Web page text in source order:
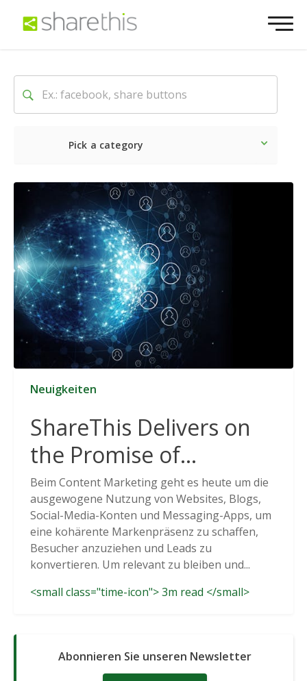
Pick a category
Neueste Sozial
Neuigkeiten
ShareThis Delivers on
the Promise of
Cookieless Data
Solutions
Beim Content Marketing geht es heute um die
ausgewogene Nutzung von Websites, Blogs,
Social-Media-Konten und Messaging-Apps, um
eine kohärente Markenpräsenz zu schaffen,
Besucher anzuziehen und Leads zu
konvertieren. Um relevant zu bleiben und...
<small class="time-icon"> 3m read </small>
Abonnieren Sie unseren Newsletter